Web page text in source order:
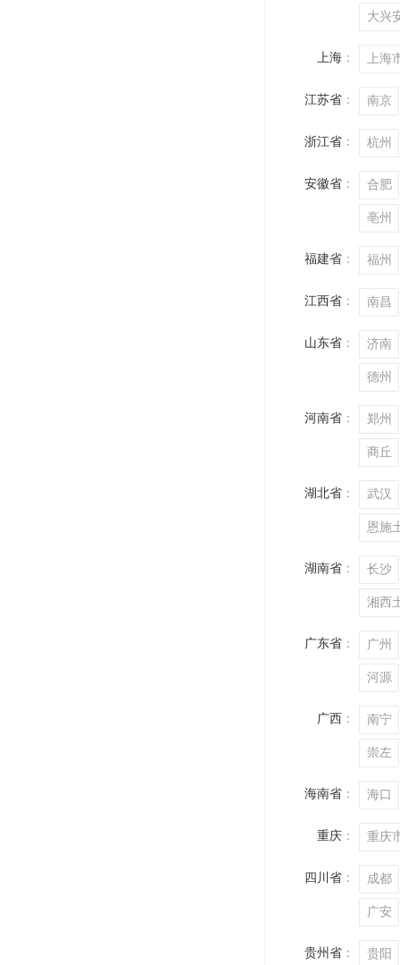
大兴
上海 ： 上海
江苏省 ： 南京
浙江省 ： 杭州
安徽省 ： 合肥
亳州
福建省 ： 福州
江西省 ： 南昌
山东省 ： 济南
德州
河南省 ： 郑州
商丘
湖北省 ： 武汉
恩施
湖南省 ： 长沙
湘西
广东省 ： 广州
河源
广西 ： 南宁
崇左
海南省 ： 海口
重庆 ： 重庆
四川省 ： 成都
广安
贵州省 ： 贵阳